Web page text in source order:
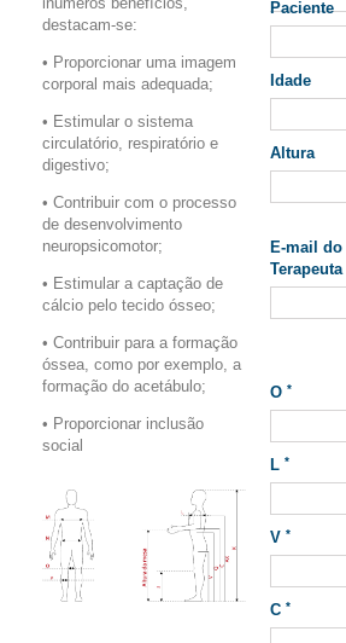
destacam-se:
• Proporcionar uma imagem
corporal mais adequada;
• Estimular o sistema
circulatório, respiratório e
digestivo;
• Contribuir com o processo
de desenvolvimento
neuropsicomotor;
• Estimular a captação de
cálcio pelo tecido ósseo;
• Contribuir para a formação
óssea, como por exemplo, a
formação do acetábulo;
• Proporcionar inclusão
social
Paciente
Idade
Altura
E-mail do
Terapeuta
O *
L *
V *
C *